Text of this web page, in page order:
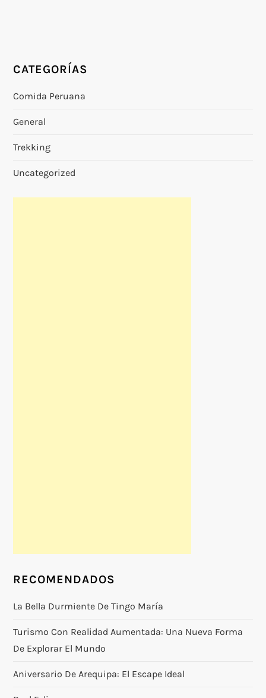
CATEGORÍAS
Comida Peruana
General
Trekking
Uncategorized
RECOMENDADOS
La Bella Durmiente De Tingo María
Turismo Con Realidad Aumentada: Una Nueva Forma
De Explorar El Mundo
Aniversario De Arequipa: El Escape Ideal